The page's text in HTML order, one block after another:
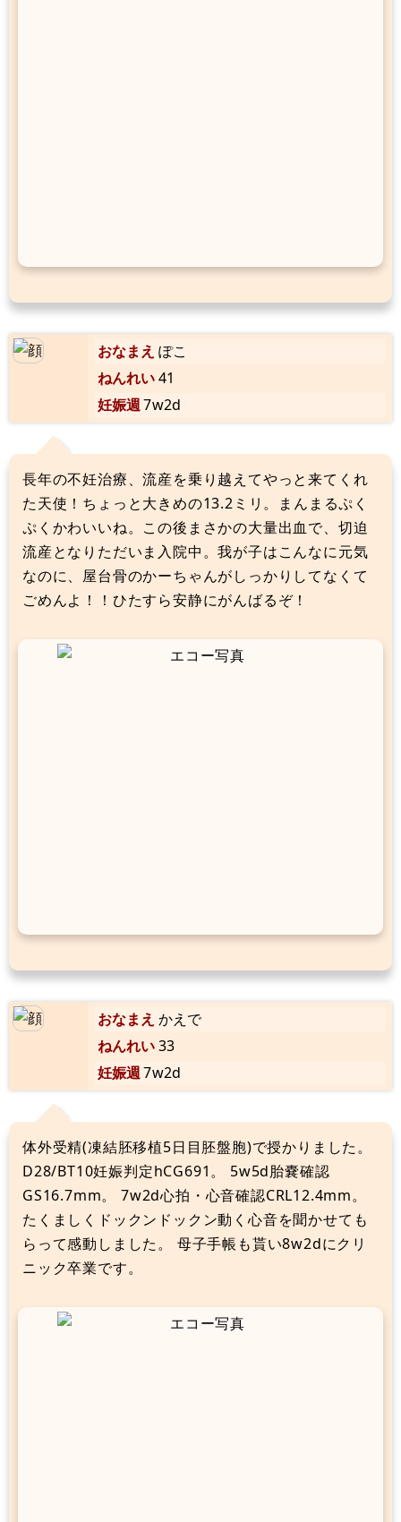
おなまえ ぽこ
ねんれい41
妊娠週7w2d
長年の不妊治療、流産を乗り越えてやっと来てくれ
た天使！ちょっと大きめの13.2ミリ。まんまるぷく
ぷくかわいいね。この後まさかの大量出血で、切迫
流産となりただいま入院中。我が子はこんなに元気
なのに、屋台骨のかーちゃんがしっかりしてなくて
ごめんよ！！ひたすら安静にがんばるぞ！
おなまえ かえで
ねんれい33
妊娠週7w2d
体外受精(凍結胚移植5日目胚盤胞)で授かりました。
D28/BT10妊娠判定hCG691。 5w5d胎嚢確認
GS16.7mm。 7w2d心拍・心音確認CRL12.4mm。
たくましくドックンドックン動く心音を聞かせても
らって感動しました。 母子手帳も貰い8w2dにクリ
ニック卒業です。